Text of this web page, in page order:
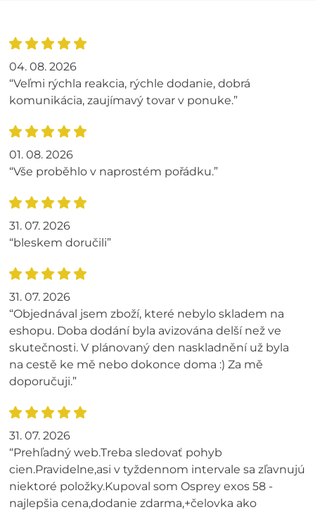
04. 08. 2026
“Veľmi rýchla reakcia, rýchle dodanie, dobrá
komunikácia, zaujímavý tovar v ponuke.”
01. 08. 2026
“Vše proběhlo v naprostém pořádku.”
31. 07. 2026
“bleskem doručili”
31. 07. 2026
“Objednával jsem zboží, které nebylo skladem na
eshopu. Doba dodání byla avizována delší než ve
skutečnosti. V plánovaný den naskladnění už byla
na cestě ke mě nebo dokonce doma :) Za mě
doporučuji.”
31. 07. 2026
“Prehľadný web.Treba sledovať pohyb
cien.Pravidelne,asi v tyždennom intervale sa zľavnujú
niektoré položky.Kupoval som Osprey exos 58 -
najlepšia cena,dodanie zdarma,+čelovka ako